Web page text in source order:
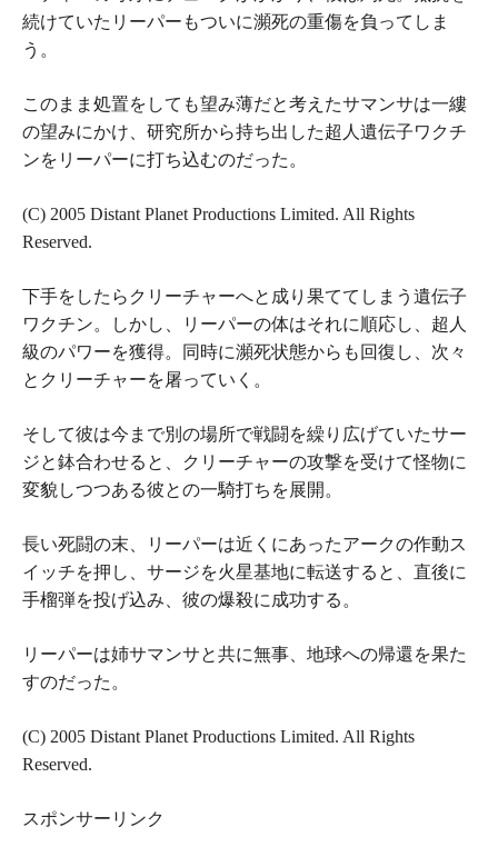
続けていたリーパーもついに瀕死の重傷を負ってしま
う。
このまま処置をしても望み薄だと考えたサマンサは一縷
の望みにかけ、研究所から持ち出した超人遺伝子ワクチ
ンをリーパーに打ち込むのだった。
(C) 2005 Distant Planet Productions Limited. All Rights
Reserved.
下手をしたらクリーチャーへと成り果ててしまう遺伝子
ワクチン。しかし、リーパーの体はそれに順応し、超人
級のパワーを獲得。同時に瀕死状態からも回復し、次々
とクリーチャーを屠っていく。
そして彼は今まで別の場所で戦闘を繰り広げていたサー
ジと鉢合わせると、クリーチャーの攻撃を受けて怪物に
変貌しつつある彼との一騎打ちを展開。
長い死闘の末、リーパーは近くにあったアークの作動ス
イッチを押し、サージを火星基地に転送すると、直後に
手榴弾を投げ込み、彼の爆殺に成功する。
リーパーは姉サマンサと共に無事、地球への帰還を果た
すのだった。
(C) 2005 Distant Planet Productions Limited. All Rights
Reserved.
スポンサーリンク